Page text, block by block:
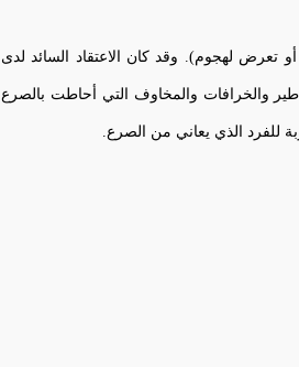
تعرض لهجوم). وقد كان الاعتقاد السائد لدى
والخرافات والمخاوف التي أحاطت بالصرع
للفرد الذي يعاني من الصرع.